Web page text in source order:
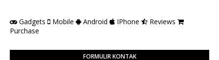
Gadgets Mobile Android IPhone
Reviews
Purchase
FORMULIR KONTAK